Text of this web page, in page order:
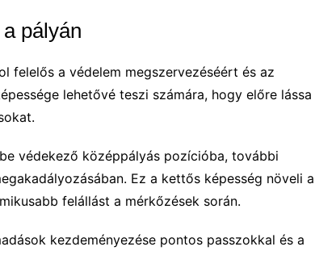
pályán
felelős a védelem megszervezéséért és az
lehetővé teszi számára, hogy előre lássa
védekező középpályás pozícióba, további
Ez a kettős képesség növeli a
felállást a mérkőzések során.
kezdeményezése pontos passzokkal és a